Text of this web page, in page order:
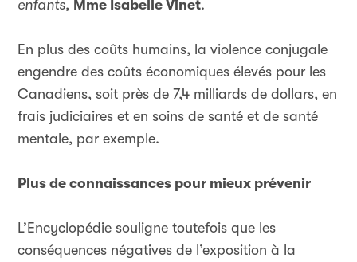
enfants, Mme Isabelle Vinet.
En plus des coûts humains, la violence conjugale
engendre des coûts économiques élevés pour les
Canadiens, soit près de 7,4 milliards de dollars, en
frais judiciaires et en soins de santé et de santé
mentale, par exemple.
Plus de connaissances pour mieux prévenir
L’Encyclopédie souligne toutefois que les
conséquences négatives de l’exposition à la